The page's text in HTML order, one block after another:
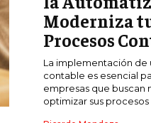
MARKETING
ESTRATEGIAS DE
AGENCIAS DE
SEO
VENTA DE ENLACES
Moderniza
Procesos
La implementación de
contable es esencial
empresas que buscan
optimizar sus procesos